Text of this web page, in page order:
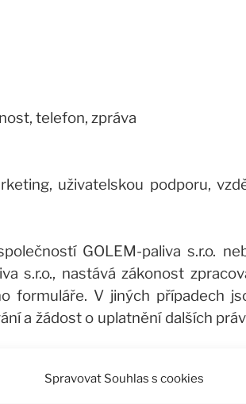
Spravovat Souhlas s cookies
telefon, zpráva
uživatelskou podporu,
GOLEM-paliva s.r.o.
s.r.o., nastává zákonost
V jiných případech
a žádost o uplatnění dalších